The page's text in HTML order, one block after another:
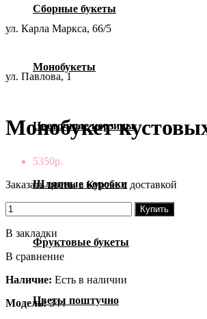
Сборные букеты
Монобукеты
Цветочные корзины
Шляпные коробки
Фруктовые букеты
Цветы поштучно
ул. Карла Маркса, 66/5
ул. Павлова, 1
Монобукет
5350р.
Заказать цветы в Курске с доставкой
Купить
В закладки
В сравнение
Наличие: Есть в наличии
Модель:344